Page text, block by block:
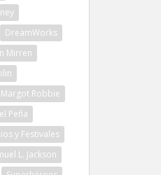
DreamWorks
Mirren
Margot Robbie
Peña
y Festivales
L. Jackson